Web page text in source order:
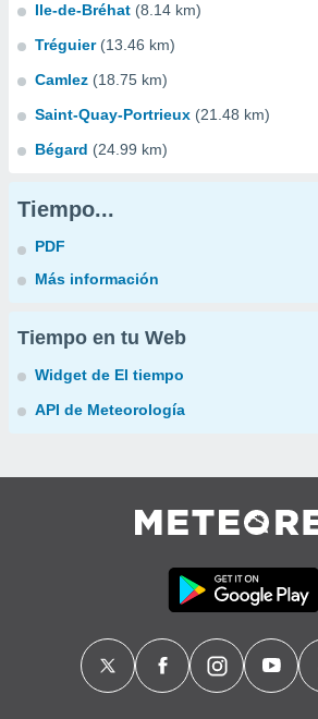
Ile-de-Bréhat (8.14 km)
Tréguier (13.46 km)
Camlez (18.75 km)
Saint-Quay-Portrieux (21.48 km)
Bégard (24.99 km)
Tiempo...
PDF
Más información
Tiempo en tu Web
Widget de El tiempo
API de Meteorología